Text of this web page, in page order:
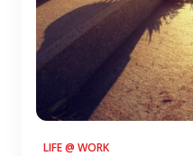
LIFE @ WORK